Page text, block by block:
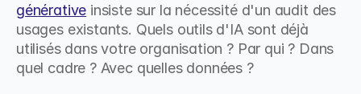
générative insiste sur la nécessité d'un audit des
usages existants. Quels outils d'IA sont déjà
utilisés dans votre organisation ? Par qui ? Dans
quel cadre ? Avec quelles données ?